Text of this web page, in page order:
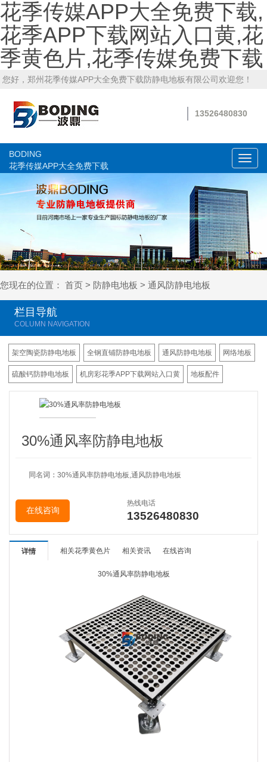
花季传媒APP大全免费下载,
花季APP下载网站入口黄,花
季黄色片,花季传媒免费下载
您好，郑州花季传媒APP大全免费下载防静电地板有限公司欢迎您！
13526480830
切
换
航
BODING
花季传媒APP大全免费下载
您现在的位置： 首页 > 防静电地板 > 通风防静电地板
栏目导航
架空陶瓷防静电地板 全钢直铺防静电地板 通风防静电地板 网络地板
硫酸钙防静电地板 机房彩花季APP下载网站入口黄 地板配件
30%通风率防静电地板
同名词： 30%通风率防静电地板,通风防静电地板
在线咨询
热线电话
13526480830
详情 相关花季黄色片 相关资讯 在线咨询
30%通风率防静电地板